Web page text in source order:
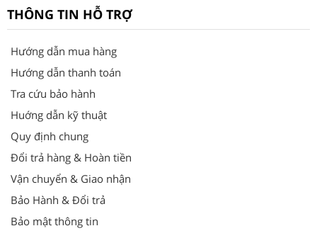
THÔNG TIN HỖ TRỢ
Hướng dẫn mua hàng
Hướng dẫn thanh toán
Tra cứu bảo hành
Huớng dẫn kỹ thuật
Quy định chung
Đổi trả hàng & Hoàn tiền
Vận chuyển & Giao nhận
Bảo Hành & Đổi trả
Bảo mật thông tin